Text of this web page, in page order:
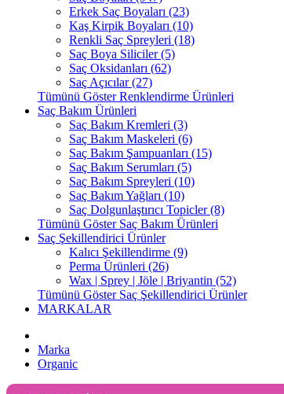
Erkek Saç Boyaları (23)
Kaş Kirpik Boyaları (10)
Renkli Saç Spreyleri (18)
Saç Boya Siliciler (5)
Saç Oksidanları (62)
Saç Açıcılar (27)
Tümünü Göster Renklendirme Ürünleri
Saç Bakım Ürünleri
Saç Bakım Kremleri (3)
Saç Bakım Maskeleri (6)
Saç Bakım Şampuanları (15)
Saç Bakım Serumları (5)
Saç Bakım Spreyleri (10)
Saç Bakım Yağları (10)
Saç Dolgunlaştırıcı Topicler (8)
Tümünü Göster Saç Bakım Ürünleri
Saç Şekillendirici Ürünler
Kalıcı Şekillendirme (9)
Perma Ürünleri (26)
Wax | Sprey | Jöle | Briyantin (52)
Tümünü Göster Saç Şekillendirici Ürünler
MARKALAR
Marka
Organic